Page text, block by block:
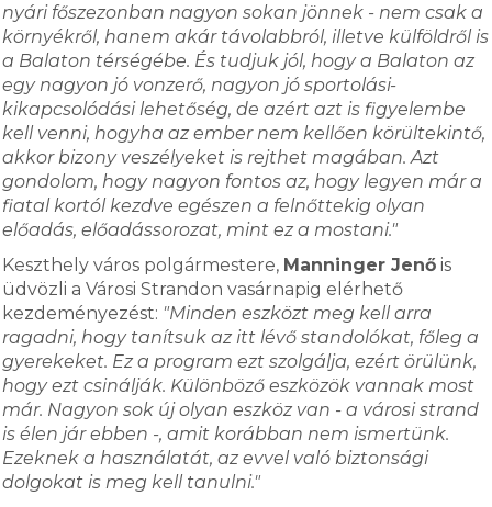
nyári főszezonban nagyon sokan jönnek - nem csak a
környékről, hanem akár távolabbról, illetve külföldről is
a Balaton térségébe. És tudjuk jól, hogy a Balaton az
egy nagyon jó vonzerő, nagyon jó sportolási-
kikapcsolódási lehetőség, de azért azt is figyelembe
kell venni, hogyha az ember nem kellően körültekintő,
akkor bizony veszélyeket is rejthet magában. Azt
gondolom, hogy nagyon fontos az, hogy legyen már a
fiatal kortól kezdve egészen a felnőttekig olyan
előadás, előadássorozat, mint ez a mostani."
Keszthely város polgármestere, Manninger Jenő is
üdvözli a Városi Strandon vasárnapig elérhető
kezdeményezést: "Minden eszközt meg kell arra
ragadni, hogy tanítsuk az itt lévő standolókat, főleg a
gyerekeket. Ez a program ezt szolgálja, ezért örülünk,
hogy ezt csinálják. Különböző eszközök vannak most
már. Nagyon sok új olyan eszköz van - a városi strand
is élen jár ebben -, amit korábban nem ismertünk.
Ezeknek a használatát, az evvel való biztonsági
dolgokat is meg kell tanulni."